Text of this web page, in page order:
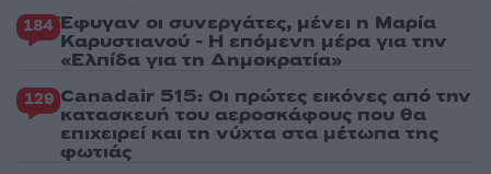
184 Έφυγαν οι συνεργάτες, μένει η Μαρία
Καρυστιανού - Η επόμενη μέρα για την
«Ελπίδα για τη Δημοκρατία»
129 Canadair 515: Οι πρώτες εικόνες από την
κατασκευή του αεροσκάφους που θα
επιχειρεί και τη νύχτα στα μέτωπα της
φωτιάς